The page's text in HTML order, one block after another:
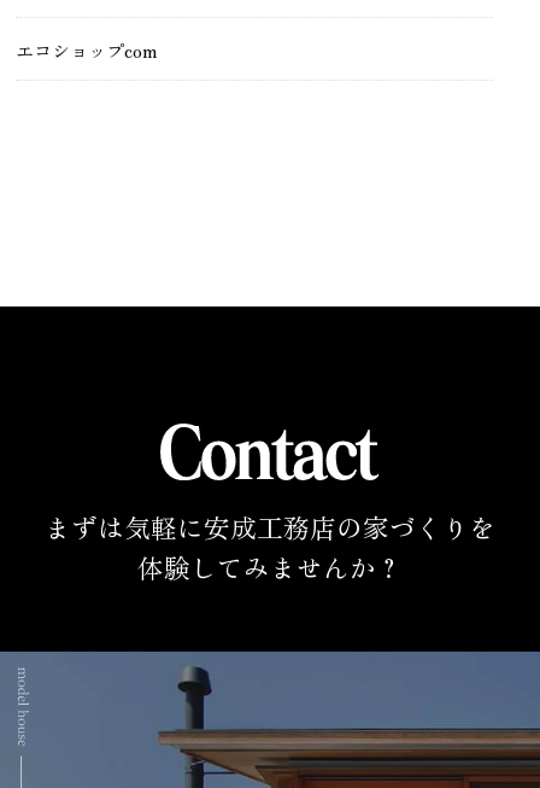
エコショップcom
まずは気軽に安成工務店の家づくりを
体験してみませんか？